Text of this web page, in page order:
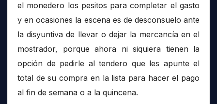
el monedero los pesitos para completar el gasto
y en ocasiones la escena es de desconsuelo ante
la disyuntiva de llevar o dejar la mercancía en el
mostrador, porque ahora ni siquiera tienen la
opción de pedirle al tendero que les apunte el
total de su compra en la lista para hacer el pago
al fin de semana o a la quincena.